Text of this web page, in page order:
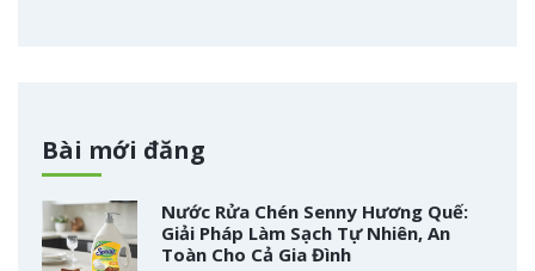
Bài mới đăng
Nước Rửa Chén Senny Hương Quế:
Giải Pháp Làm Sạch Tự Nhiên, An
Toàn Cho Cả Gia Đình